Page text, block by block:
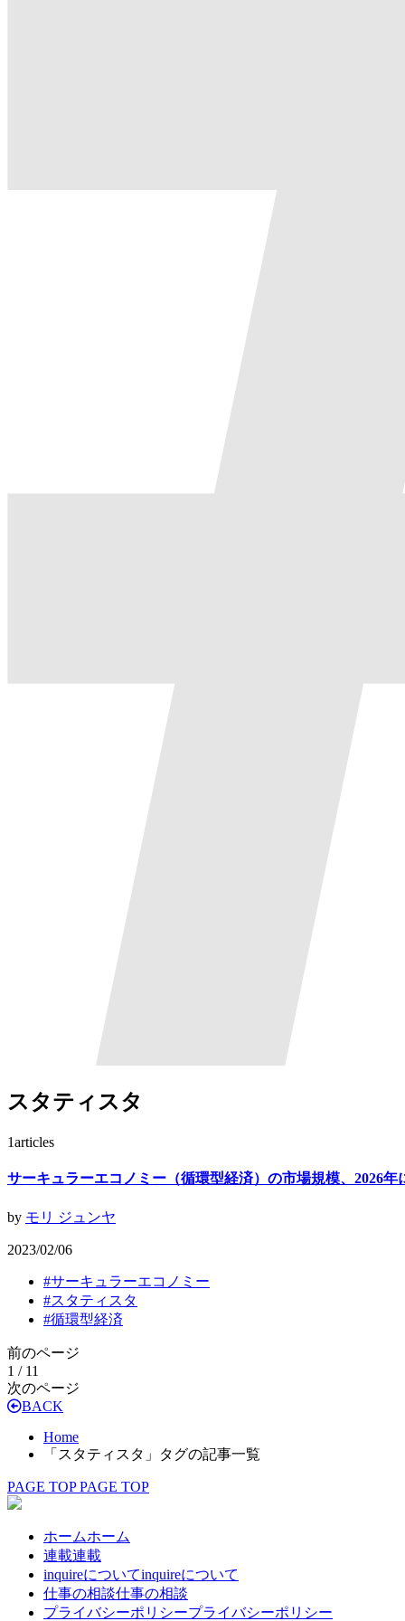
スタティスタ
1articles
サーキュラーエコノミー（循環型経済）の市場規模、2026年
by モリ ジュンヤ
2023/02/06
#サーキュラーエコノミー
#スタティスタ
#循環型経済
前のページ
1 / 11
次のページ
BACK
Home
「スタティスタ」タグの記事一覧
PAGE TOP PAGE TOP
ホームホーム
連載連載
inquireについてinquireについて
仕事の相談仕事の相談
プライバシーポリシープライバシーポリシー